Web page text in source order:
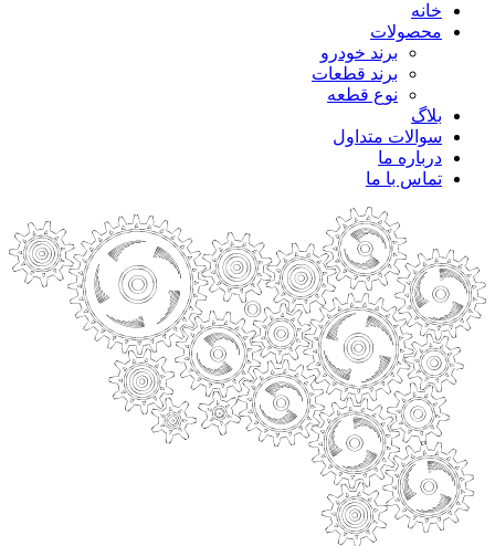
خانه
محصولات
برند خودرو
برند قطعات
نوع قطعه
بلاگ
سوالات متداول
درباره ما
تماس با ما